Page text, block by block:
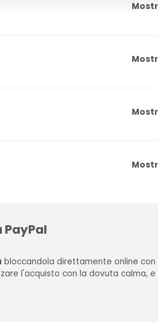
bloccandola direttamente online con
l'acquisto con la dovuta calma, e